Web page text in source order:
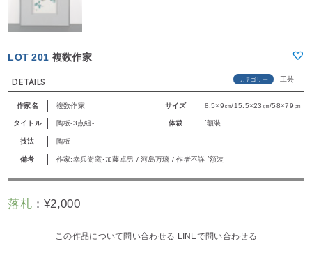
LOT 201 複数作家
DETAILS カテゴリー 工芸
作家名 複数作家 サイズ 8.5×9㎝/15.5×23㎝/58×79㎝
タイトル 陶板-3点組- 体裁 `額装
技法 陶板
備考 作家:幸兵衛窯･加藤卓男 / 河島万璃 / 作者不詳 `額装
落札：¥2,000
この作品について問い合わせる LINEで問い合わせる